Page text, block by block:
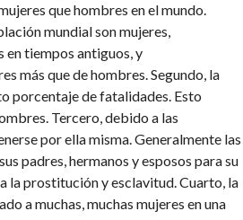
que hombres en el mundo.
mundial son mujeres,
en tiempos antiguos, y
más que de hombres. Segundo, la
porcentaje de fatalidades. Esto
Tercero, debido a las
por ella misma. Generalmente las
padres, hermanos y esposos para su
la prostitución y esclavitud. Cuarto, la
a muchas, muchas mujeres en una